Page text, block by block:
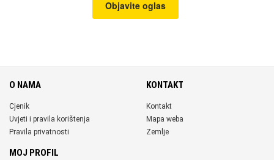
Objavite oglas
O NAMA
Cjenik
Uvjeti i pravila korištenja
Pravila privatnosti
KONTAKT
Kontakt
Mapa weba
Zemlje
MOJ PROFIL